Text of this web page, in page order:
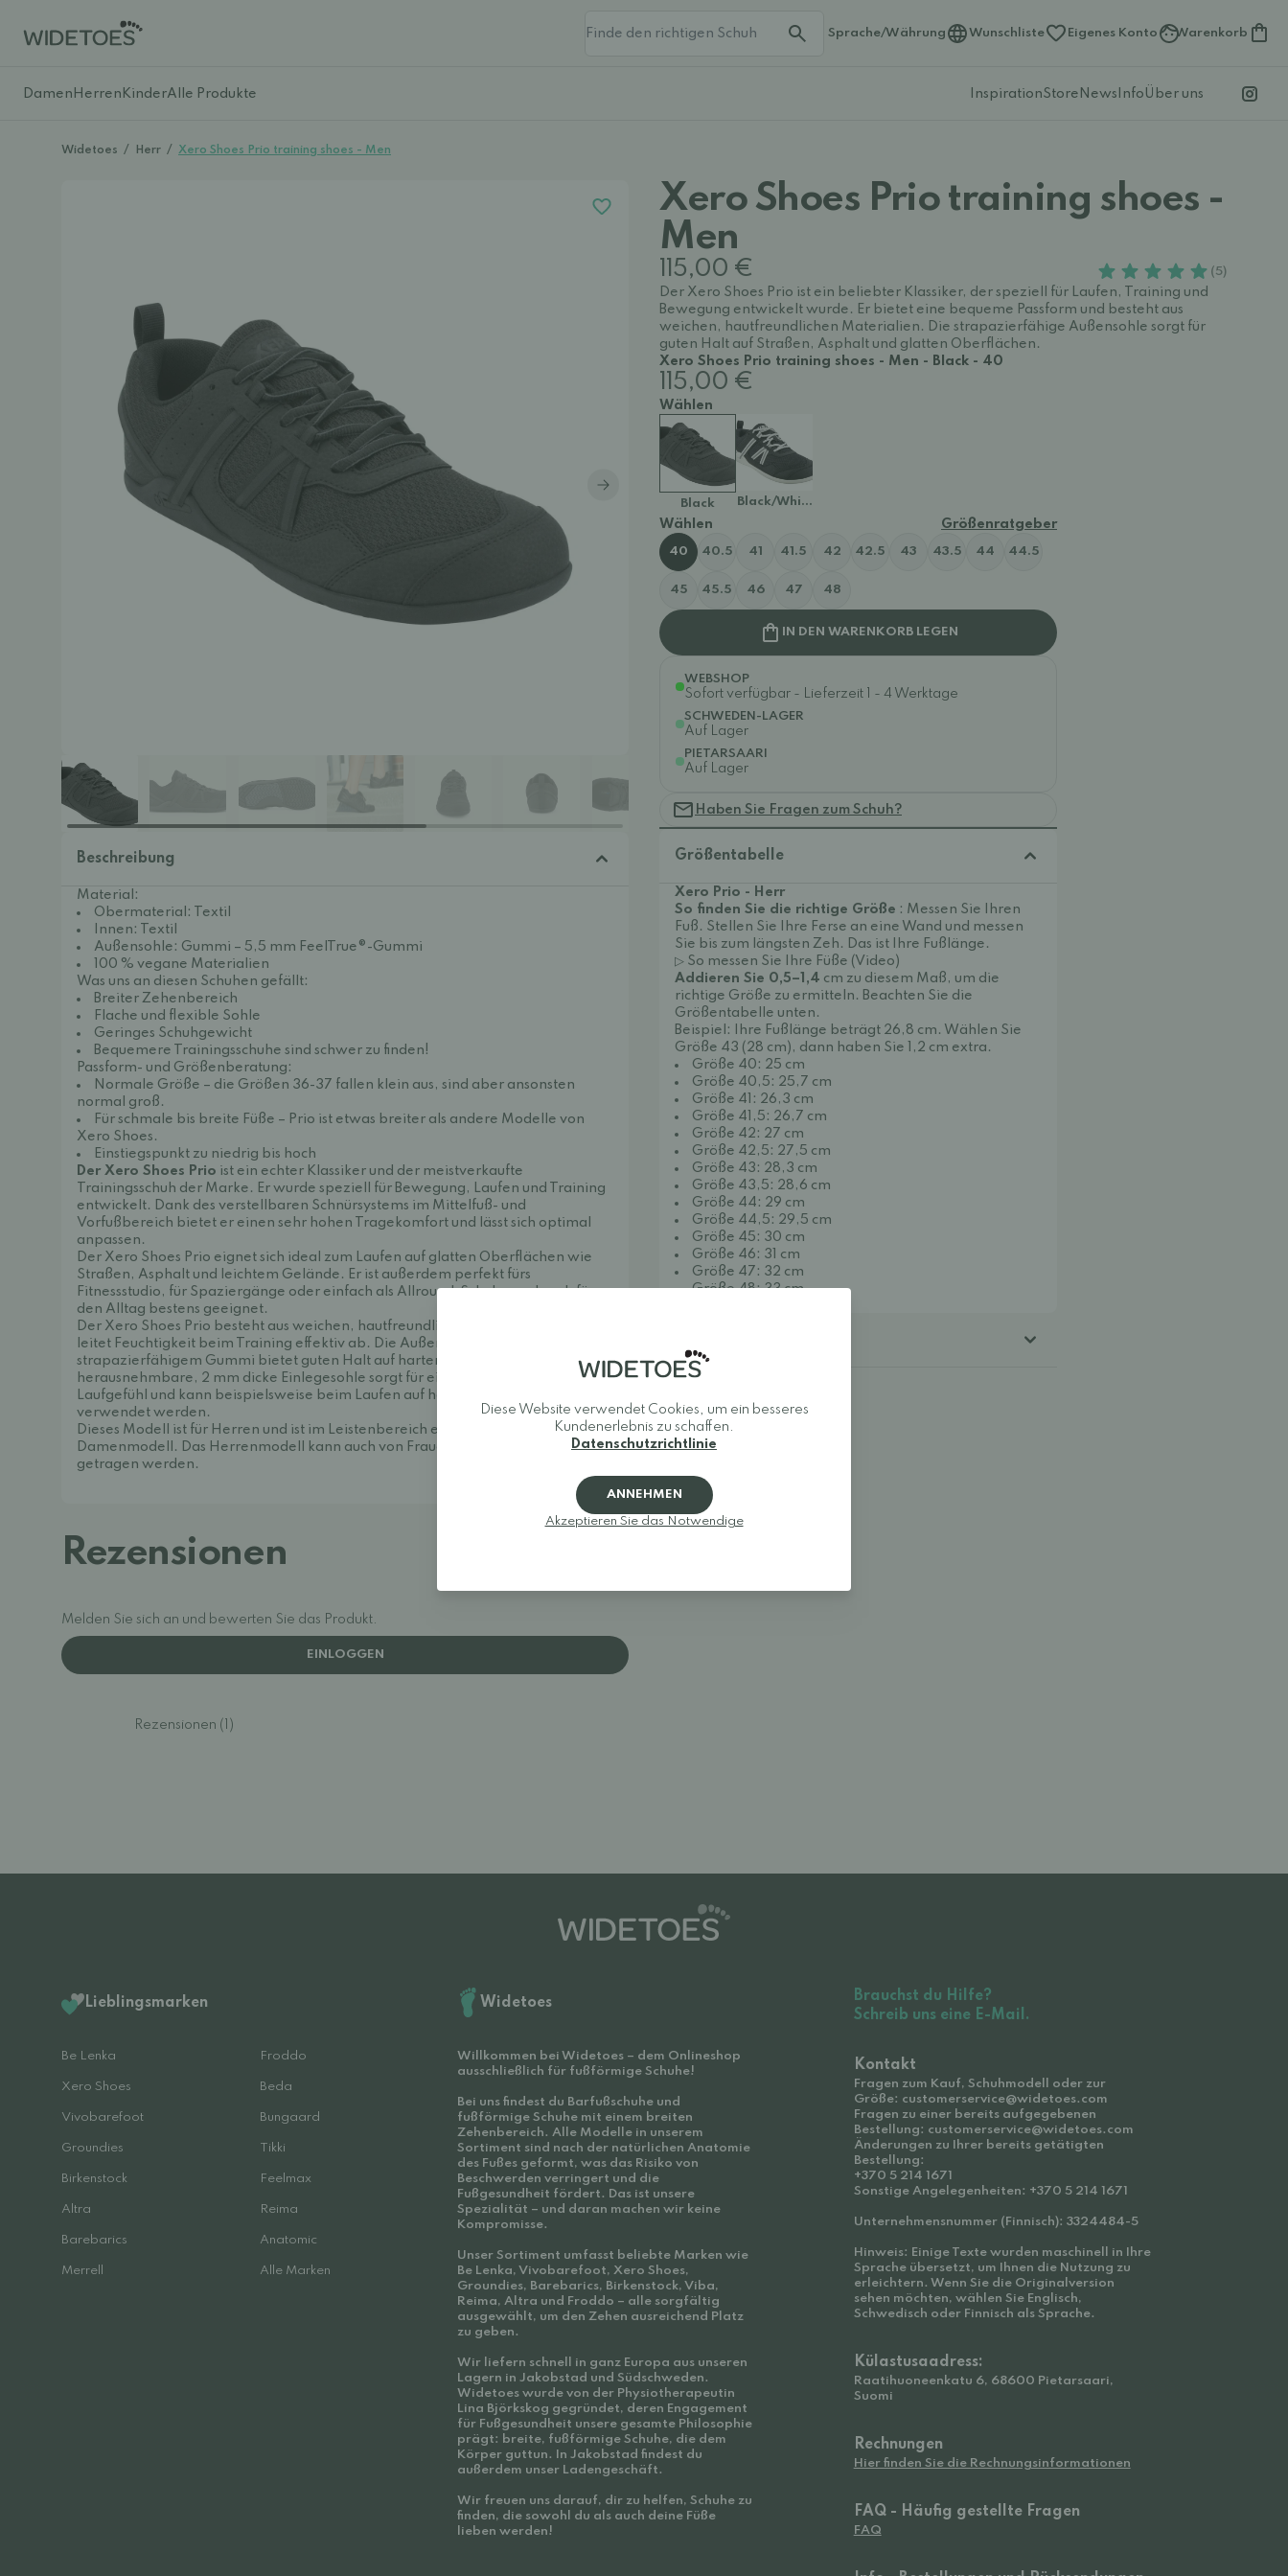
Sprache/Währung Wunschliste Eigenes Konto Warenkorb
Damen Herren KinderAlle Produkte InspirationStore News Info Über uns
Widetoes / Herr / Xero Shoes Prio training shoes - Men
Beschreibung
Material:
Obermaterial: Textil
Innen: Textil
Außensohle: Gummi – 5,5 mm FeelTrue®-Gummi
100 % vegane Materialien
Was uns an diesen Schuhen gefällt:
Breiter Zehenbereich
Flache und flexible Sohle
Geringes Schuhgewicht
Bequemere Trainingsschuhe sind schwer zu finden!
Passform- und Größenberatung:
Normale Größe – die Größen 36-37 fallen klein aus, sind aber ansonsten
normal groß.
Für schmale bis breite Füße – Prio ist etwas breiter als andere Modelle von
Xero Shoes.
Einstiegspunkt zu niedrig bis hoch
Der Xero Shoes Prio ist ein echter Klassiker und der meistverkaufte
Trainingsschuh der Marke. Er wurde speziell für Bewegung, Laufen und Training
entwickelt. Dank des verstellbaren Schnürsystems im Mittelfuß- und
Vorfußbereich bietet er einen sehr hohen Tragekomfort und lässt sich optimal
anpassen.
Der Xero Shoes Prio eignet sich ideal zum Laufen auf glatten Oberflächen wie
Straßen, Asphalt und leichtem Gelände. Er ist außerdem perfekt fürs
Fitnessstudio, für Spaziergänge oder einfach als Allround-Schuh – und auch für
den Alltag bestens geeignet.
Der Xero Shoes Prio besteht aus weichen, hautfreundlichen Materialien und
leitet Feuchtigkeit beim Training effektiv ab. Die Außensohle aus
strapazierfähigem Gummi bietet guten Halt auf harten Oberflächen. Die
herausnehmbare, 2 mm dicke Einlegesohle sorgt für ein barfußähnliches
Laufgefühl und kann beispielsweise beim Laufen auf hartem Untergrund
verwendet werden.
Dieses Modell ist für Herren und ist im Leistenbereich etwas breiter als das
Damenmodell. Das Herrenmodell kann auch von Frauen mit breiten Füßen
getragen werden.
Rezensionen
Melden Sie sich an und bewerten Sie das Produkt.
EINLOGGEN
Rezensionen (1)
Xero Shoes Prio training shoes -
Men
115,00 € (5)
Der Xero Shoes Prio ist ein beliebter Klassiker, der speziell für Laufen, Training und
Bewegung entwickelt wurde. Er bietet eine bequeme Passform und besteht aus
weichen, hautfreundlichen Materialien. Die strapazierfähige Außensohle sorgt für
guten Halt auf Straßen, Asphalt und glatten Oberflächen.
Xero Shoes Prio training shoes - Men - Black - 40
115,00 €
Wählen
Black Black/White
Wählen Größenratgeber
40 40.5 41 41.5 42 42.5 43 43.5 44 44.5
45 45.5 46 47 48
IN DEN WARENKORB LEGEN
WEBSHOP
Sofort verfügbar - Lieferzeit 1 - 4 Werktage
SCHWEDEN-LAGER
Auf Lager
PIETARSAARI
Auf Lager
Haben Sie Fragen zum Schuh?
Größentabelle
Xero Prio - Herr
So finden Sie die richtige Größe : Messen Sie Ihren
Fuß. Stellen Sie Ihre Ferse an eine Wand und messen
Sie bis zum längsten Zeh. Das ist Ihre Fußlänge.
▷ So messen Sie Ihre Füße (Video)
Addieren Sie 0,5–1,4 cm zu diesem Maß, um die
richtige Größe zu ermitteln. Beachten Sie die
Größentabelle unten.
Beispiel: Ihre Fußlänge beträgt 26,8 cm. Wählen Sie
Größe 43 (28 cm), dann haben Sie 1,2 cm extra.
Größe 40: 25 cm
Größe 40,5: 25,7 cm
Größe 41: 26,3 cm
Größe 41,5: 26,7 cm
Größe 42: 27 cm
Größe 42,5: 27,5 cm
Größe 43: 28,3 cm
Größe 43,5: 28,6 cm
Größe 44: 29 cm
Größe 44,5: 29,5 cm
Größe 45: 30 cm
Größe 46: 31 cm
Größe 47: 32 cm
Größe 48: 33 cm
Lieblingsmarken
Be Lenka Froddo
Xero Shoes Beda
Vivobarefoot Bungaard
Groundies Tikki
Birkenstock Feelmax
Altra Reima
Barebarics Anatomic
Merrell Alle Marken
Widetoes
Willkommen bei Widetoes – dem Onlineshop
ausschließlich für fußförmige Schuhe!
Bei uns findest du Barfußschuhe und
fußförmige Schuhe mit einem breiten
Zehenbereich. Alle Modelle in unserem
Sortiment sind nach der natürlichen Anatomie
des Fußes geformt, was das Risiko von
Beschwerden verringert und die
Fußgesundheit fördert. Das ist unsere
Spezialität – und daran machen wir keine
Kompromisse.
Unser Sortiment umfasst beliebte Marken wie
Be Lenka, Vivobarefoot, Xero Shoes,
Groundies, Barebarics, Birkenstock, Viba,
Reima, Altra und Froddo – alle sorgfältig
ausgewählt, um den Zehen ausreichend Platz
zu geben.
Wir liefern schnell in ganz Europa aus unseren
Lagern in Jakobstad und Südschweden.
Widetoes wurde von der Physiotherapeutin
Lina Björkskog gegründet, deren Engagement
für Fußgesundheit unsere gesamte Philosophie
prägt: breite, fußförmige Schuhe, die dem
Körper guttun. In Jakobstad findest du
außerdem unser Ladengeschäft.
Wir freuen uns darauf, dir zu helfen, Schuhe zu
finden, die sowohl du als auch deine Füße
lieben werden!
Brauchst du Hilfe?
Schreib uns eine E-Mail.
Kontakt
Fragen zum Kauf, Schuhmodell oder zur
Größe: customerservice@widetoes.com
Fragen zu einer bereits aufgegebenen
Bestellung: customerservice@widetoes.com
Änderungen zu Ihrer bereits getätigten
Bestellung:
+370 5 214 1671
Sonstige Angelegenheiten: +370 5 214 1671
Unternehmensnummer (Finnisch): 3324484-5
Hinweis: Einige Texte wurden maschinell in Ihre
Sprache übersetzt, um Ihnen die Nutzung zu
erleichtern. Wenn Sie die Originalversion
sehen möchten, wählen Sie Englisch,
Schwedisch oder Finnisch als Sprache.
Külastusaadress:
Raatihuoneenkatu 6, 68600 Pietarsaari,
Suomi
Rechnungen
Hier finden Sie die Rechnungsinformationen
FAQ - Häufig gestellte Fragen
FAQ
Diese Website verwendet Cookies, um ein besseres
Kundenerlebnis zu schaffen.
Datenschutzrichtlinie
ANNEHMEN
Akzeptieren Sie das Notwendige